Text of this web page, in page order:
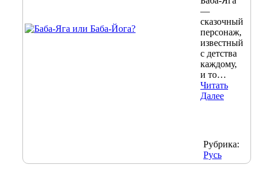
—
сказочный
персонаж,
известный
с детства
каждому,
и то…
Читать
Далее
Рубрика:
Русь